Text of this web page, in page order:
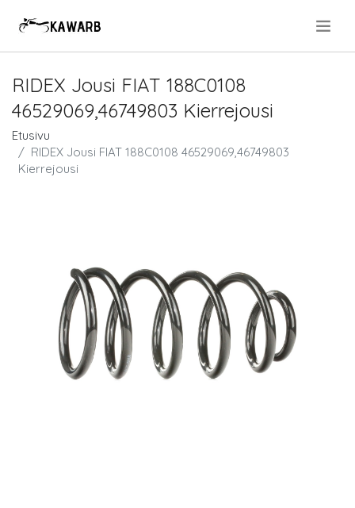
RIDEX Jousi FIAT 188C0108
46529069,46749803 Kierrejousi
Etusivu
RIDEX Jousi FIAT 188C0108 46529069,46749803
Kierrejousi